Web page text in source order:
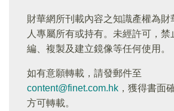
財華網所刊載內容之知識產權為財
人專屬所有或持有。未經許可，
編、複製及建立鏡像等任何使用。
如有意願轉載，請發郵件至
content@finet.com.hk ，獲得書面
方可轉載。